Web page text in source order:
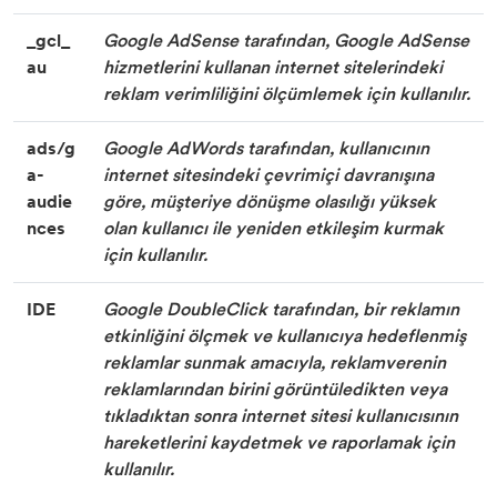
_gcl_
au
Google AdSense tarafından, Google AdSense
hizmetlerini kullanan internet sitelerindeki
reklam verimliliğini ölçümlemek için kullanılır.
ads/g
a-
audie
nces
Google AdWords tarafından, kullanıcının
internet sitesindeki çevrimiçi davranışına
göre, müşteriye dönüşme olasılığı yüksek
olan kullanıcı ile yeniden etkileşim kurmak
için kullanılır.
IDE
Google DoubleClick tarafından, bir reklamın
etkinliğini ölçmek ve kullanıcıya hedeflenmiş
reklamlar sunmak amacıyla, reklamverenin
reklamlarından birini görüntüledikten veya
tıkladıktan sonra internet sitesi kullanıcısının
hareketlerini kaydetmek ve raporlamak için
kullanılır.